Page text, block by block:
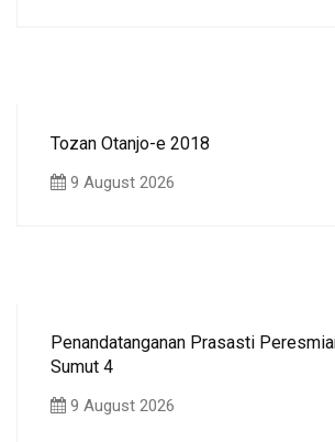
Tozan Otanjo-e 2018
9 August 2026
Penandatanganan Prasasti
Sumut 4
9 August 2026